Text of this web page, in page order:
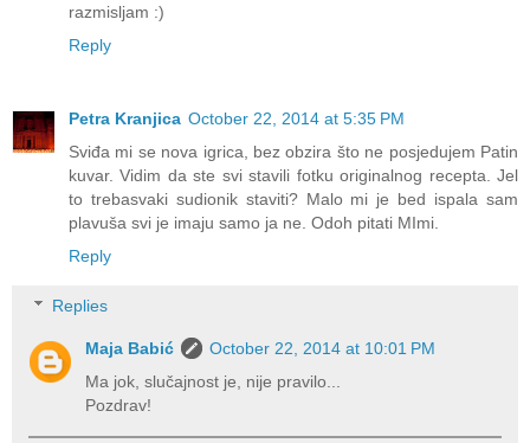
razmisljam :)
Reply
Petra Kranjica October 22, 2014 at 5:35 PM
Sviđa mi se nova igrica, bez obzira što ne posjedujem Patin
kuvar. Vidim da ste svi stavili fotku originalnog recepta. Jel
to trebasvaki sudionik staviti? Malo mi je bed ispala sam
plavuša svi je imaju samo ja ne. Odoh pitati MImi.
Reply
Replies
Maja Babić
October 22, 2014 at 10:01 PM
Ma jok, slučajnost je, nije pravilo...
Pozdrav!